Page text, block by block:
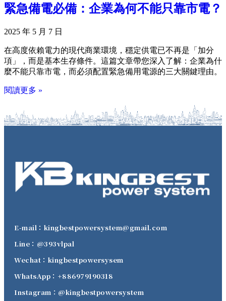
緊急備電必備：企業為何不能只靠市電？
2025 年 5 月 7 日
在高度依賴電力的現代商業環境，穩定供電已不再是「加分
項」，而是基本生存條件。這篇文章帶您深入了解：企業為什
麼不能只靠市電，而必須配置緊急備用電源的三大關鍵理由。
閱讀更多 »
E-mail：kingbestpowersystem@gmail.com
Line：@393vlpal
Wechat：kingbestpowersysem
WhatsApp：+886979190318
Instagram：@kingbestpowersystem